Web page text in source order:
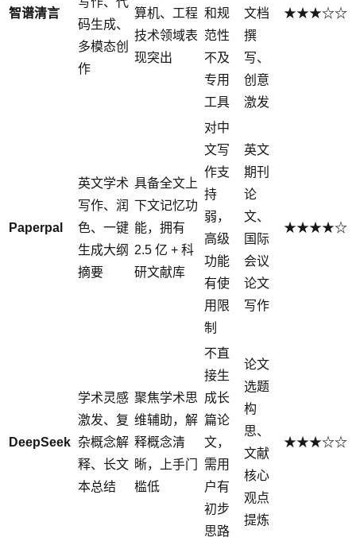
智谱清言
码生成、
多模态创
作
算机、工程
技术领域表
现突出
和规
范性
不及
专用
工具
文档
撰
写、
创意
激发
★★★☆☆
Paperpal
英文学术
写作、润
色、一键
生成大纲
摘要
具备全文上
下文记忆功
能，拥有
2.5 亿 + 科
研文献库
对中
文写
作支
持
弱，
高级
功能
有使
用限
制
英文
期刊
论
文、
国际
会议
论文
写作
★★★★☆
DeepSeek
学术灵感
激发、复
杂概念解
释、长文
本总结
聚焦学术思
维辅助，解
释概念清
晰，上手门
槛低
不直
接生
成长
篇论
文，
需用
户有
初步
思路
论文
选题
构
思、
文献
核心
观点
提炼
★★★☆☆